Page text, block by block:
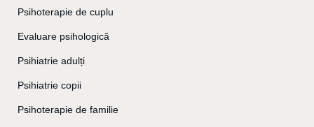
Psihoterapie de cuplu
Evaluare psihologică
Psihiatrie adulți
Psihiatrie copii
Psihoterapie de familie